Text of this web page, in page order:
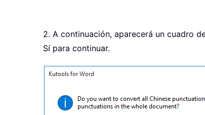
2. A continuación, aparecerá un cuadro
Sí para continuar.